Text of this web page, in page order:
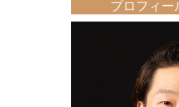
プロフィ
2015年まで関西
たが、2016年よ
し、2017年春よ
2018年春より再